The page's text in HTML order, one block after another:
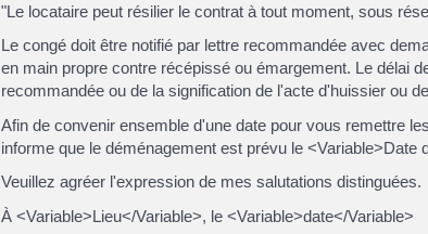
"Le locataire peut résilier le contrat à tout moment, sous
Le congé doit être notifié par lettre recommandée avec
en main propre contre récépissé ou émargement. Le délai
recommandée ou de la signification de l'acte d'huissier ou
Afin de convenir ensemble d'une date pour vous remettre
informe que le déménagement est prévu le <Variable>Date
Veuillez agréer l'expression de mes salutations distinguées.
À <Variable>Lieu</Variable>, le <Variable>date</Variable>